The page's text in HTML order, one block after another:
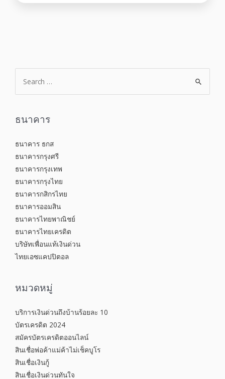
ธนาคาร
ธนาคาร ธกส
ธนาคารกรุงศรี
ธนาคารกรุงเทพ
ธนาคารกรุงไทย
ธนาคารกสิกรไทย
ธนาคารออมสิน
ธนาคารไทยพาณิชย์
ธนาคารไทยเครดิต
บริษัทเพื่อนแท้เงินด่วน
ไทยเอซแคปปิตอล
หมวดหมู่
บริการเงินด่วนถึงบ้านร้อยละ 10
บัตรเครดิต 2024
สมัครบัตรเครดิตออนไลน์
สินเชื่อพ่อค้าแม่ค้าไม่เช็คบูโร
สินเชื่อเงินกู้
สินเชื่อเงินด่วนทันใจ